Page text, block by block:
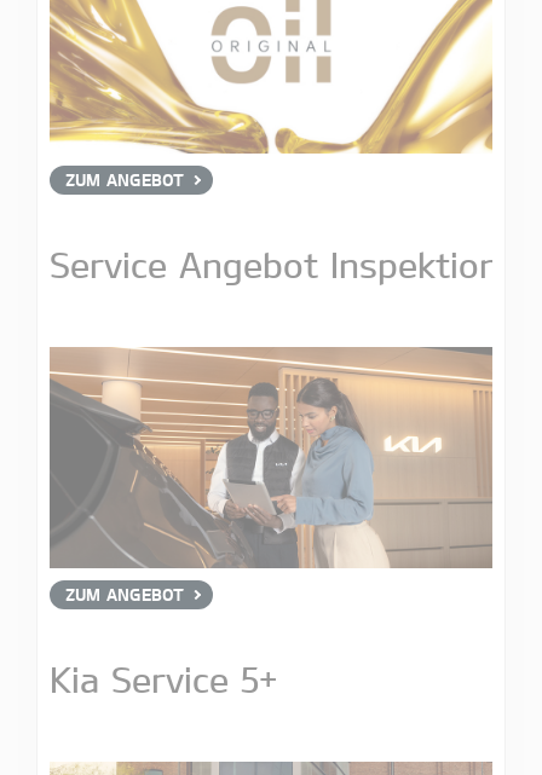
ZUM ANGEBOT
Service Angebot Inspektion
ZUM ANGEBOT
Kia Service 5+